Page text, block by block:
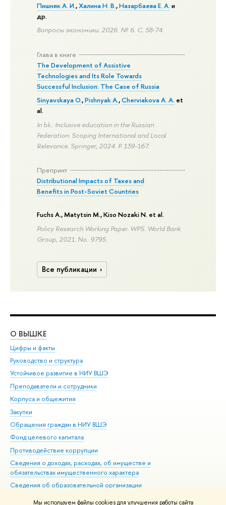
Мы используем файлы cookies для улучшения работы сайта
Пишняк А. И.,Халина Н. В.,Назарбаева Е. А. и
др.
Вопросы экономики. 2026. № 6. С. 58-74.
Глава в книге
The Development of Assistive
Technologies and Its Role Towards
Successful Inclusion: The Case of Russia
Sinyavskaya O.,Pishnyak A.,Cherviakova A. A. et
al.
In bk.: Inclusive education in the Russian
Federation: Scoping International and Local
Relevance. Springer, 2024. P. 139-167.
Препринт
Distributional Impacts of Taxes and
Benefits in Post-Soviet Countries
Fuchs A.,Matytsin M., Kiso Nozaki N. et al.
Policy Research Working Paper. WPS. World Bank
Group, 2021. No. 9795.
Все публикации
О ВЫШКЕ
Цифры и факты
Руководство и структура
Устойчивое развитие в НИУ ВШЭ
Преподаватели и сотрудники
Корпуса и общежития
Закупки
Обращения граждан в НИУ ВШЭ
Фонд целевого капитала
Противодействие коррупции
Сведения о доходах, расходах, об имуществе и
обязательствах имущественного характера
Сведения об образовательной организации
Людям с ограниченными возможностями здоровья